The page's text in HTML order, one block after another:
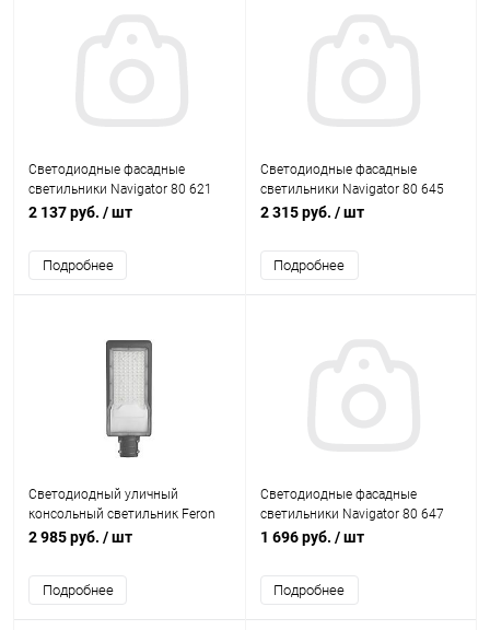
Светодиодные фасадные
светильники Navigator 80 621
NOF-D-W-022-02 7W 3000K IP54
2 137 руб. / шт
Подробнее
Светодиодные фасадные
светильники Navigator 80 645
NOF-D-W-031-02 7W 3000K IP54
2 315 руб. / шт
Подробнее
Светодиодный уличный
консольный светильник Feron
32578 SP3033 100W 6400K IP65
2 985 руб. / шт
Подробнее
Светодиодные фасадные
светильники Navigator 80 647
NOF-D-W-031-04 7W 4000K IP54
1 696 руб. / шт
Подробнее